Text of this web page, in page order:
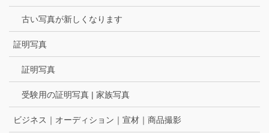
古い写真が新しくなります
証明写真
証明写真
受験用の証明写真 | 家族写真
ビジネス｜オーディション｜宣材｜商品撮影